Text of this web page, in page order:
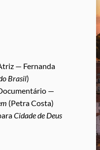
— Fernanda
Brasil)
—
(Petra Costa)
Cidade de Deus